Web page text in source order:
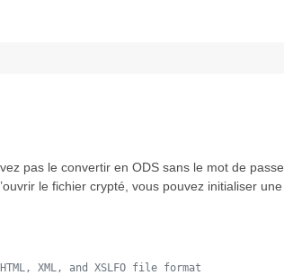
pas le convertir en ODS sans le mot de
le fichier crypté, vous pouvez initialiser
XML, and XSLFO file format